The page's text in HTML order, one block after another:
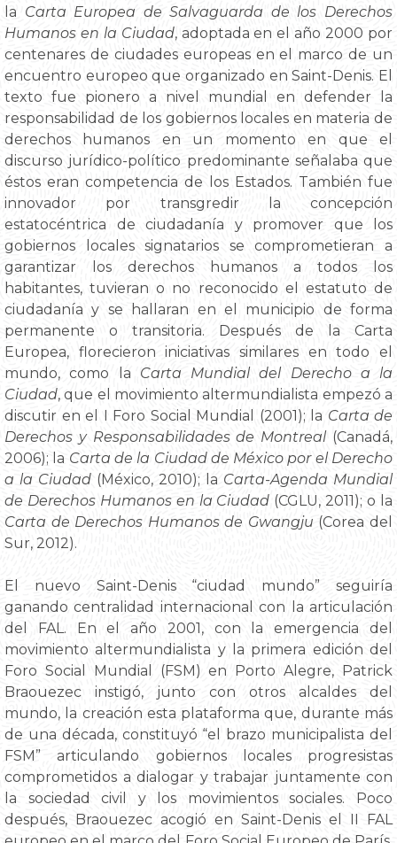
la Carta Europea de Salvaguarda de los Derechos
Humanos en la Ciudad, adoptada en el año 2000 por
centenares de ciudades europeas en el marco de un
encuentro europeo que organizado en Saint-Denis. El
texto fue pionero a nivel mundial en defender la
responsabilidad de los gobiernos locales en materia de
derechos humanos en un momento en que el
discurso jurídico-político predominante señalaba que
éstos eran competencia de los Estados. También fue
innovador por transgredir la concepción
estatocéntrica de ciudadanía y promover que los
gobiernos locales signatarios se comprometieran a
garantizar los derechos humanos a todos los
habitantes, tuvieran o no reconocido el estatuto de
ciudadanía y se hallaran en el municipio de forma
permanente o transitoria. Después de la Carta
Europea, florecieron iniciativas similares en todo el
mundo, como la Carta Mundial del Derecho a la
Ciudad, que el movimiento altermundialista empezó a
discutir en el I Foro Social Mundial (2001); la Carta de
Derechos y Responsabilidades de Montreal(Canadá,
2006); la Carta de la Ciudad de México por el Derecho
a la Ciudad (México, 2010); la Carta-Agenda Mundial
de Derechos Humanos en la Ciudad (CGLU, 2011); o la
Carta de Derechos Humanos de Gwangju (Corea del
Sur, 2012).
El nuevo Saint-Denis “ciudad mundo” seguiría
ganando centralidad internacional con la articulación
del FAL. En el año 2001, con la emergencia del
movimiento altermundialista y la primera edición del
Foro Social Mundial (FSM) en Porto Alegre, Patrick
Braouezec instigó, junto con otros alcaldes del
mundo, la creación esta plataforma que, durante más
de una década, constituyó “el brazo municipalista del
FSM” articulando gobiernos locales progresistas
comprometidos a dialogar y trabajar juntamente con
la sociedad civil y los movimientos sociales. Poco
después, Braouezec acogió en Saint-Denis el II FAL